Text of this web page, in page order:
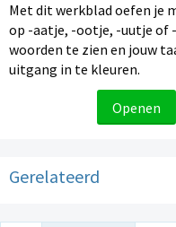
Met dit werkblad oefen je
op -aatje, -ootje, -uutje of
woorden te zien en jouw
uitgang in te kleuren.
Openen
Gerelateerd